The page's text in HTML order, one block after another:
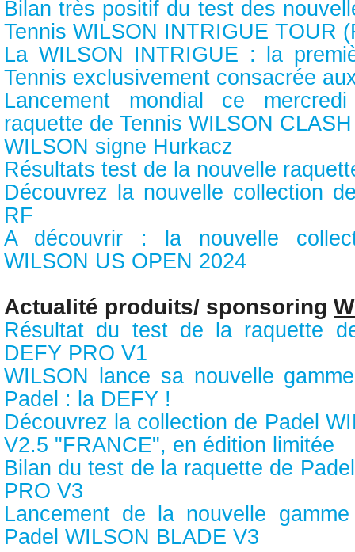
Bilan très positif du test des
Tennis WILSON INTRIGUE TOUR
La WILSON INTRIGUE : la
Tennis exclusivement consacrée
Lancement mondial ce
raquette de Tennis WILSON
WILSON signe Hurkacz
Résultats test de la nouvelle
Découvrez la nouvelle collection
RF
A découvrir : la nouvelle
WILSON US OPEN 2024
Actualité produits/ sponsoring
Résultat du test de la raquette
DEFY PRO V1
WILSON lance sa nouvelle
Padel : la DEFY !
Découvrez la collection de Padel
V2.5 "FRANCE", en édition limitée
Bilan du test de la raquette de
PRO V3
Lancement de la nouvelle
Padel WILSON BLADE V3